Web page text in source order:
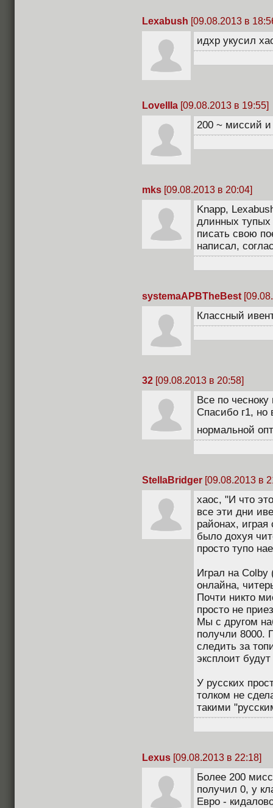
Lexabush [09.08.2013 в
идхр укусил
LoveIIIa [09.08.2013 в 19:55]
200 ~ миссий
mks [09.08.2013 в 20:04]
Knapp,
длинных тупых
писать свою
написал,
systemaAPBTheBest
Классный
32 [09.08.2013 в 20:58]
Все по
Спасибо г1, но
нормальной
StellaBridger [09.08.2013 в
xaoc, "И что
все эти дни
районах,
было дохуя
просто тупо
Играл на Colby
онлайна,
Почти никто
просто не
Мы с другом
получли 8000.
следить за
эксплоит
У русских
толком не
такими
Lexus [09.08.2013 в 22:18]
Более 200
получил 0, у
Евро -